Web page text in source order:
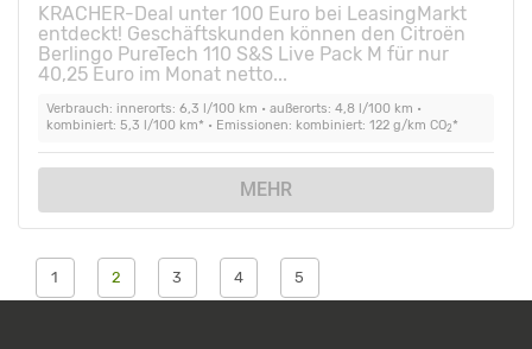
KRACHER-Deal unter 100 Euro bei LeasingMarkt
entdeckt! Geschäftskunden können den Citroën
Berlingo PureTech 110 S&S Live Pack M für nur
40,25 Euro im Monat netto...
Verbrauch: innerorts: 6,3 l/100 km • außerorts: 4,8 l/100 km •
kombiniert: 5,3 l/100 km* • Emissionen: kombiniert: 122 g/km CO2*
MEHR
1 2 3 4 5